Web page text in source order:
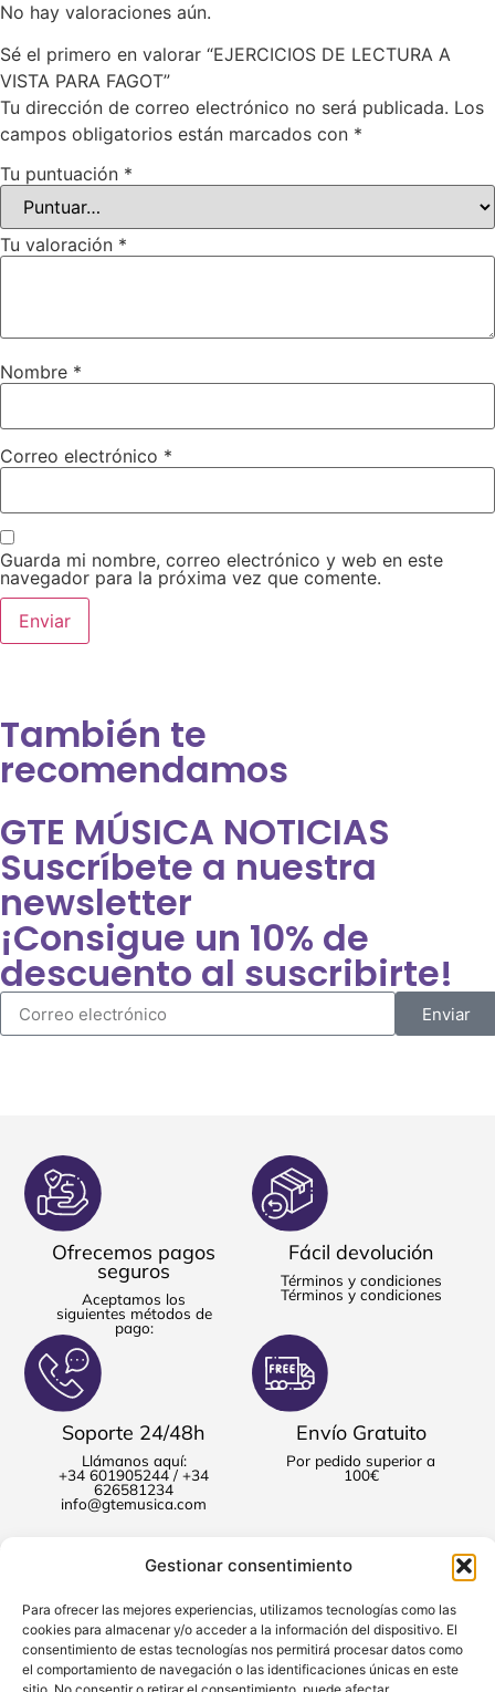
Gestionar consentimiento
Para ofrecer las mejores experiencias, utilizamos tecnologías como las
cookies para almacenar y/o acceder a la información del dispositivo. El
consentimiento de estas tecnologías nos permitirá procesar datos como
el comportamiento de navegación o las identificaciones únicas en este
No hay valoraciones aún.
Sé el primero en valorar “EJERCICIOS DE LECTURA A
VISTA PARA FAGOT”
Tu dirección de correo electrónico no será publicada. Los
campos obligatorios están marcados con *
Tu puntuación *
Tu valoración *
Nombre *
Correo electrónico *
Guarda mi nombre, correo electrónico y web en este
navegador para la próxima vez que comente.
También te
recomendamos
GTE MÚSICA NOTICIAS
Suscríbete a nuestra
newsletter
¡Consigue un 10% de
descuento al suscribirte!
Enviar
Ofrecemos pagos
seguros
Aceptamos los
siguientes métodos de
pago:
Fácil devolución
Términos y condiciones
Términos y condiciones
Soporte 24/48h
Llámanos aquí:
+34 601905244 / +34
626581234
info@gtemusica.com
Envío Gratuito
Por pedido superior a
100€